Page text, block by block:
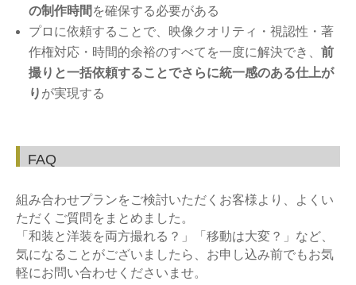
の制作時間 を確保する必要がある
プロに依頼することで、映像クオリティ・視認性・著
作権対応・時間的余裕のすべてを一度に解決でき、 前
撮りと一括依頼することでさらに統一感のある仕上が
り が実現する
FAQ
組み合わせプランをご検討いただくお客様より、よくい
ただくご質問をまとめました。
「和装と洋装を両方撮れる？」「移動は大変？」など、
気になることがございましたら、お申し込み前でもお気
軽にお問い合わせくださいませ。